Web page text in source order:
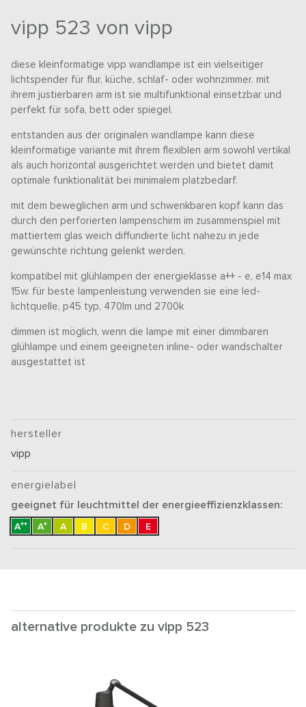
vipp 523 von vipp
diese kleinformatige vipp wandlampe ist ein vielseitiger
lichtspender für flur, küche, schlaf- oder wohnzimmer. mit
ihrem justierbaren arm ist sie multifunktional einsetzbar und
perfekt für sofa, bett oder spiegel.
entstanden aus der originalen wandlampe kann diese
kleinformatige variante mit ihrem flexiblen arm sowohl vertikal
als auch horizontal ausgerichtet werden und bietet damit
optimale funktionalität bei minimalem platzbedarf.
mit dem beweglichen arm und schwenkbaren kopf kann das
durch den perforierten lampenschirm im zusammenspiel mit
mattiertem glas weich diffundierte licht nahezu in jede
gewünschte richtung gelenkt werden.
kompatibel mit glühlampen der energieklasse a++ - e, e14 max
15w. für beste lampenleistung verwenden sie eine led-
lichtquelle, p45 typ, 470lm und 2700k
dimmen ist möglich, wenn die lampe mit einer dimmbaren
glühlampe und einem geeigneten inline- oder wandschalter
ausgestattet ist
hersteller
vipp
energielabel
geeignet für leuchtmittel der energieeffizienzklassen:
A++ A+ A B C D E
alternative produkte zu vipp 523